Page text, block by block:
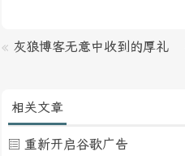
« 灰狼博客无意中收到的厚礼
相关文章
重新开启谷歌广告